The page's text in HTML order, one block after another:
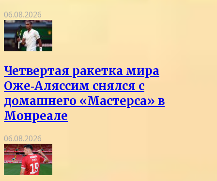
06.08.2026
Четвертая ракетка мира
Оже‑Аляссим снялся с
домашнего «Мастерса» в
Монреале
06.08.2026